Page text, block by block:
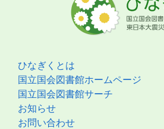
ひなぎくとは
国立国会図書館ホームページ
国立国会図書館サーチ
お知らせ
お問い合わせ